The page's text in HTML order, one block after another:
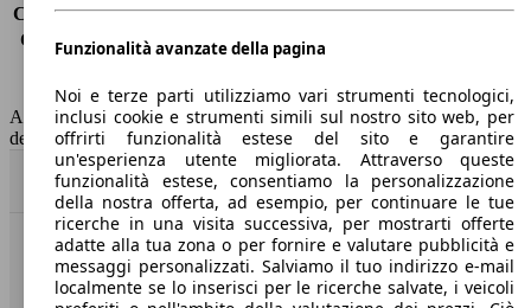
Consumo (extra-urbano) 5.4 l/100km
Consumo (combinato)*
6.2 l/100km
Capacità del serbatoio
60 l
AutoScout24 non si assume alcuna responsabilità per la correttezza
dei dati.
Torna su
Benvenuti su AutoScout24, il mercato auto europeo.
Funzionalità avanzate della pagina
Noi e terze parti utilizziamo vari strumenti tecnologici,
inclusi cookie e strumenti simili sul nostro sito web, per
offrirti funzionalità estese del sito e garantire
un'esperienza utente migliorata. Attraverso queste
funzionalità estese, consentiamo la personalizzazione
della nostra offerta, ad esempio, per continuare le tue
ricerche in una visita successiva, per mostrarti offerte
adatte alla tua zona o per fornire e valutare pubblicità e
messaggi personalizzati. Salviamo il tuo indirizzo e-mail
localmente se lo inserisci per le ricerche salvate, i veicoli